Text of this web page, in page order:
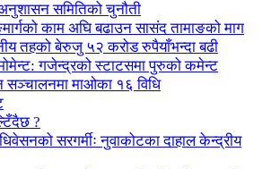
अनुशासन समितिको चुनौती
काम अघि बढाउन सासंद तामाङको माग
तहको बेरुजु ५२ करोड रुपैयाँभन्दा बढी
गजेन्द्रको स्टाटसमा पुरुको कमेन्ट
माओका १६ विधि
?
सरगर्मीः नुवाकोटका दाहाल केन्द्रीय